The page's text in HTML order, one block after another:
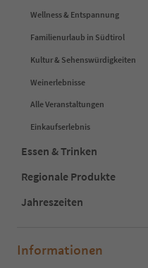
Wellness & Entspannung
Familienurlaub in Südtirol
Kultur & Sehenswürdigkeiten
Weinerlebnisse
Alle Veranstaltungen
Einkaufserlebnis
Essen & Trinken
Regionale Produkte
Jahreszeiten
Informationen